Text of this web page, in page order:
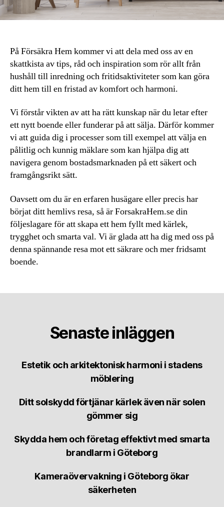
På Försäkra Hem kommer vi att dela med oss av en
skattkista av tips, råd och inspiration som rör allt från
hushåll till inredning och fritidsaktiviteter som kan göra
ditt hem till en fristad av komfort och harmoni.
Vi förstår vikten av att ha rätt kunskap när du letar efter
ett nytt boende eller funderar på att sälja. Därför kommer
vi att guida dig i processer som till exempel att välja en
pålitlig och kunnig mäklare som kan hjälpa dig att
navigera genom bostadsmarknaden på ett säkert och
framgångsrikt sätt.
Oavsett om du är en erfaren husägare eller precis har
börjat ditt hemlivs resa, så är ForsakraHem.se din
följeslagare för att skapa ett hem fyllt med kärlek,
trygghet och smarta val. Vi är glada att ha dig med oss på
denna spännande resa mot ett säkrare och mer fridsamt
boende.
Senaste inläggen
Estetik och arkitektonisk harmoni i stadens
möblering
Ditt solskydd förtjänar kärlek även när solen
gömmer sig
Skydda hem och företag effektivt med smarta
brandlarm i Göteborg
Kameraövervakning i Göteborg ökar
säkerheten